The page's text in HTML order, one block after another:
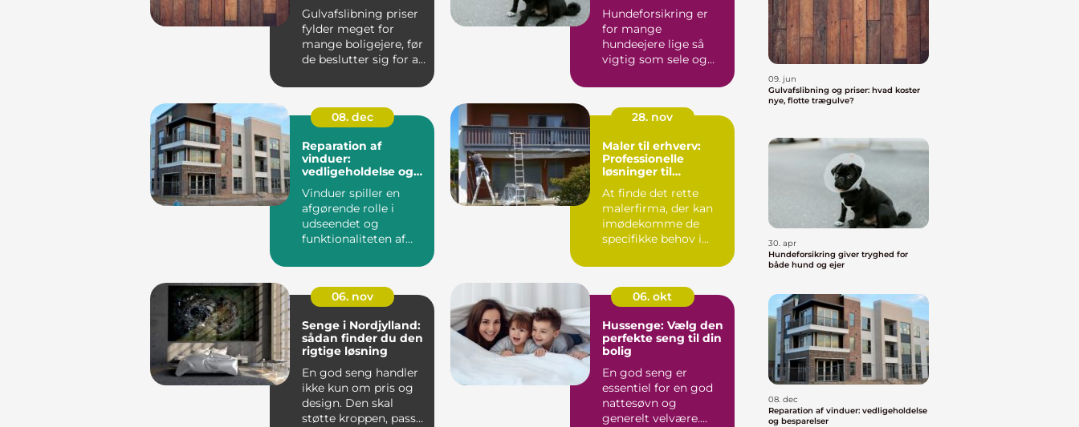
Gulvafslibning priser
fylder meget for
mange boligejere, før
de beslutter sig for at
Hundeforsikring er
for mange
hundeejere lige så
vigtig som sele og
beskytter bå...
08. dec
Reparation af
vinduer:
vedligeholdelse og
Vinduer spiller en
afgørende rolle i
udseendet og
funktionaliteten af
l...
28. nov
Maler til erhverv:
Professionelle
løsninger til
At finde det rette
malerfirma, der kan
imødekomme de
specifikke behov i
06. nov
Senge i Nordjylland:
sådan finder du den
rigtige løsning
En god seng handler
ikke kun om pris og
design. Den skal
støtte kroppen, passe
06. okt
Hussenge: Vælg den
perfekte seng til din
bolig
En god seng er
essentiel for en god
nattesøvn og
generelt velvære.
09. jun
Gulvafslibning og priser: hvad koster
nye, flotte trægulve?
30. apr
Hundeforsikring giver tryghed for
både hund og ejer
08. dec
Reparation af vinduer: vedligeholdelse
og besparelser